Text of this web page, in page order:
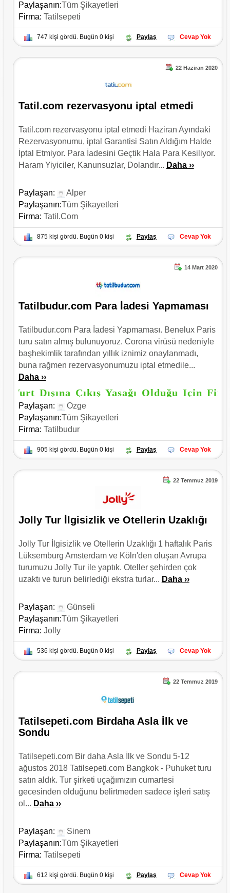
Paylaşanın:Tüm Şikayetleri
Firma: Tatilsepeti
747 kişi gördü. Bugün 0 kişi Paylaş Cevap Yok
22 Haziran 2020
Tatil.com rezervasyonu iptal etmedi
Tatil.com rezervasyonu iptal etmedi Haziran Ayındaki
Rezervasyonumu, iptal Garantisi Satın Aldığım Halde
İptal Etmiyor. Para İadesini Geçtik Hala Para Kesiliyor.
Haram Yiyiciler, Kanunsuzlar, Dolandır... Daha ››
Paylaşan:
Alper
Paylaşanın:Tüm Şikayetleri
Firma: Tatil.com
875 kişi gördü. Bugün 0 kişi Paylaş Cevap Yok
14 Mart 2020
Tatilbudur.com Para İadesi Yapmaması
Tatilbudur.com Para İadesi Yapmaması. Benelux Paris
turu satın almış bulunuyoruz. Corona virüsü nedeniyle
başhekimlik tarafından yıllık iznimiz onaylanmadı,
buna rağmen rezervasyonumuzu iptal etmedile...
Daha ››
Dışına Çıkış Yasağı Olduğu Için Firma
Paylaşan:
Ozge
Paylaşanın:Tüm Şikayetleri
Firma: Tatilbudur
905 kişi gördü. Bugün 0 kişi Paylaş Cevap Yok
22 Temmuz 2019
Jolly Tur İlgisizlik ve Otellerin Uzaklığı
Jolly Tur İlgisizlik ve Otellerin Uzaklığı 1 haftalık Paris
Lüksemburg Amsterdam ve Köln'den oluşan Avrupa
turumuzu Jolly Tur ile yaptık. Oteller şehirden çok
uzaktı ve turun belirlediği ekstra turlar... Daha ››
Paylaşan:
Günseli
Paylaşanın:Tüm Şikayetleri
Firma: Jolly
536 kişi gördü. Bugün 0 kişi Paylaş Cevap Yok
22 Temmuz 2019
Tatilsepeti.com Birdaha Asla İlk ve
Sondu
Tatilsepeti.com Bir daha Asla İlk ve Sondu 5-12
ağustos 2018 Tatilsepeti.com Bangkok - Puhuket turu
satın aldık. Tur şirketi uçağımızın cumartesi
gecesinden olduğunu belirtmeden sadece işleri satış
ol... Daha ››
Paylaşan:
Sinem
Paylaşanın:Tüm Şikayetleri
Firma: Tatilsepeti
612 kişi gördü. Bugün 0 kişi Paylaş Cevap Yok